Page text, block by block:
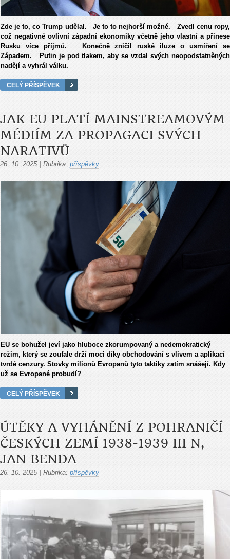
Zde je to, co Trump udělal. Je to to nejhorší možné. Zvedl cenu ropy,
což negativně ovlivní západní ekonomiky včetně jeho vlastní a přinese
Rusku více příjmů. Konečně zničil ruské iluze o usmíření se
Západem. Putin je pod tlakem, aby se vzdal svých neopodstatněných
nadějí a vyhrál válku.
CELÝ PŘÍSPĚVEK
JAK EU PLATÍ MAINSTREAMOVÝM
MÉDIÍM ZA PROPAGACI SVÝCH
NARATIVŮ
26. 10. 2025 Rubrika: příspěvky
EU se bohužel jeví jako hluboce zkorumpovaný a nedemokratický
režim, který se zoufale drží moci díky obchodování s vlivem a aplikací
tvrdé cenzury. Stovky milionů Evropanů tyto taktiky zatím snášejí. Kdy
už se Evropané probudí?
CELÝ PŘÍSPĚVEK
ÚTĚKY A VYHÁNĚNÍ Z POHRANIČÍ
ČESKÝCH ZEMÍ 1938-1939 III N,
JAN BENDA
26. 10. 2025 Rubrika: příspěvky